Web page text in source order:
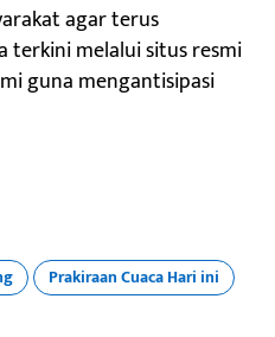
agar terus
terkini melalui situs resmi
guna mengantisipasi
Prakiraan Cuaca Hari ini